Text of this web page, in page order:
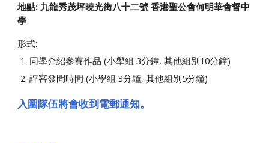
地點: 九龍秀茂坪曉光街八十二號 香港聖公會何明華會督中
學
形式:
同學介紹參賽作品 (小學組 3分鐘, 其他組別10分鐘)
評審發問時間 (小學組 3分鐘, 其他組別5分鐘)
入圍隊伍將會收到電郵通知。